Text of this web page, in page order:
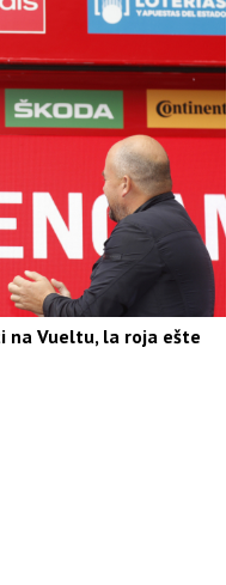
na Vueltu, la roja ešte